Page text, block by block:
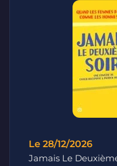
Le 28/12/2026
Jamais Le